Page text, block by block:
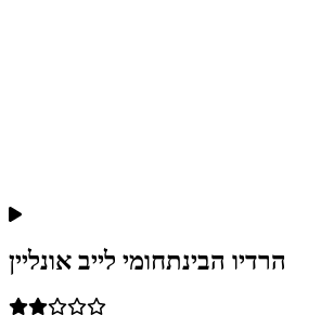
הרדיו הבינתחומי לייב אונליין